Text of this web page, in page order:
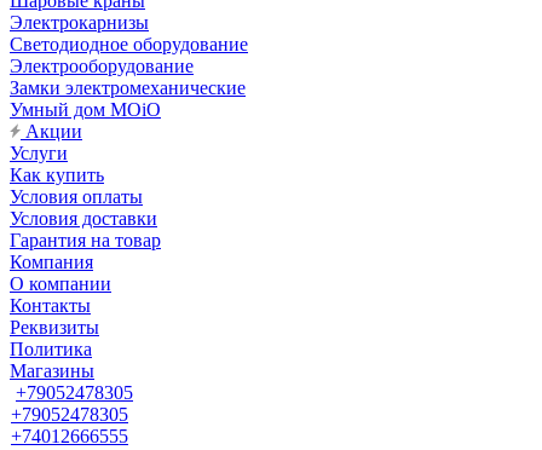
Электрокарнизы
Светодиодное оборудование
Электрооборудование
Замки электромеханические
Умный дом MOiO
Акции
Услуги
Как купить
Условия оплаты
Условия доставки
Гарантия на товар
Компания
О компании
Контакты
Реквизиты
Политика
Магазины
+79052478305
+79052478305
+74012666555